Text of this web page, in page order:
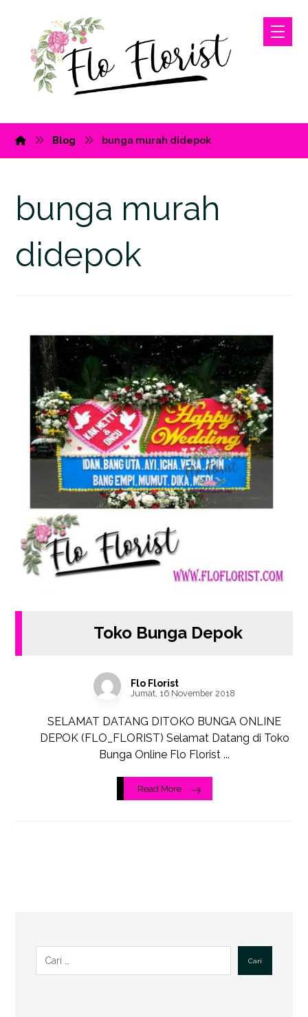
Blog bunga murah didepok
bunga murah
didepok
Toko Bunga Depok
Flo Florist
Jumat, 16 November 2018
SELAMAT DATANG DITOKO BUNGA ONLINE
DEPOK (FLO_FLORIST) Selamat Datang di Toko
Bunga Online Flo Florist ...
Read More
Cari